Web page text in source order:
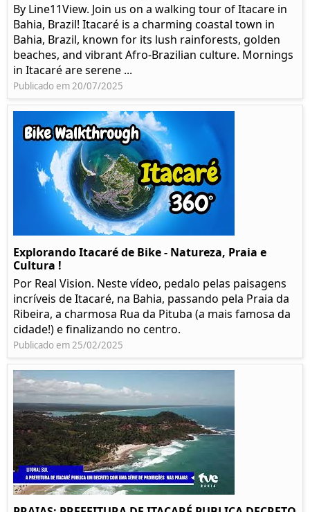
By Line11View. Join us on a walking tour of Itacare in
Bahia, Brazil! Itacaré is a charming coastal town in
Bahia, Brazil, known for its lush rainforests, golden
beaches, and vibrant Afro-Brazilian culture. Mornings
in Itacaré are serene ...
Publicado em 20/07/2025
Explorando Itacaré de Bike - Natureza, Praia e
Cultura !
Por Real Vision. Neste vídeo, pedalo pelas paisagens
incríveis de Itacaré, na Bahia, passando pela Praia da
Ribeira, a charmosa Rua da Pituba (a mais famosa da
cidade!) e finalizando no centro.
Publicado em 25/02/2025